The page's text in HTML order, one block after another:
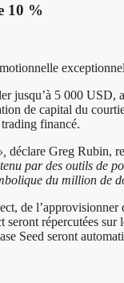
10 %
jusqu’à 5 000 USD,
de capital du
financé.
déclare Greg Rubin,
par des outils de
du million de
de l’approvisionner
répercutées sur
Seed seront